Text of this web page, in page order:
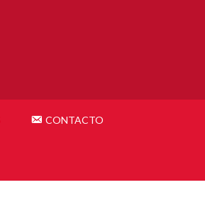
CONTACTO